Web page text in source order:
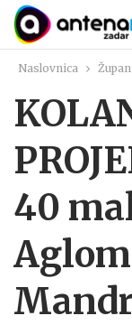
Naslovnica
40